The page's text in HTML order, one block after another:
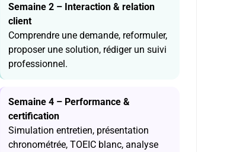
Semaine 2 – Interaction & relation
client
Comprendre une demande, reformuler,
proposer une solution, rédiger un suivi
professionnel.
Semaine 4 – Performance &
certification
Simulation entretien, présentation
chronométrée, TOEIC blanc, analyse